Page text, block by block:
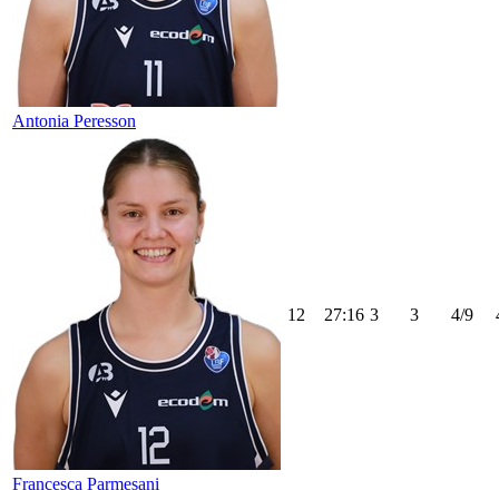
Antonia Peresson
Francesca Parmesani
12 27:16 3 3 4/9